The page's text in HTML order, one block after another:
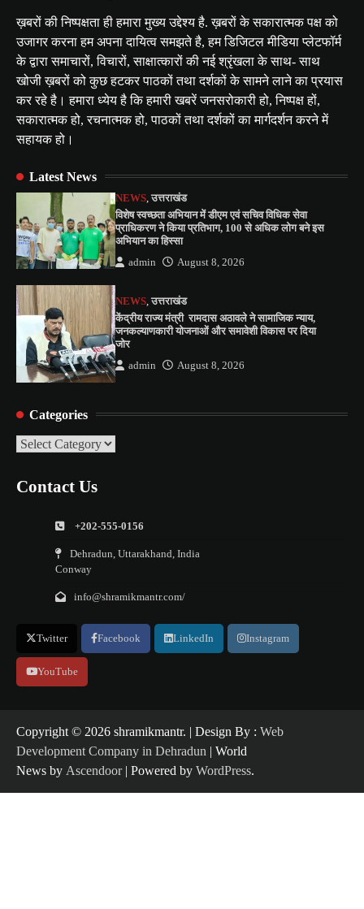
ख़बरों की निष्पक्षता ही हमारा मुख्य उद्देश्य है. ख़बरों के सकारात्मक पक्ष को
उजागर करना हम अपना दायित्व समझते है, हम डिजिटल मीडिया प्लेटफॉर्म
के द्वारा समाचारों, विचारों, साक्षात्कारों की नई श्रृंखला के साथ- साथ
खोजी ख़बरों को कुछ हटकर पाठकों तथा दर्शकों के सामने लाने का प्रयास
कर रहे है। हमारा ध्येय है कि हमारी खबरें जनसरोकारी हो, निष्पक्ष हों,
सकारात्मक हो, रचनात्मक हो, पाठकों तथा दर्शकों का मार्गदर्शन करने में
सहायक हो।
Latest News
NEWS ,उत्तराखंड
विशेष स्वच्छता अभियान में डीएम एवं सचिव विधिक सेवा
प्राधिकरण ने किया प्रतिभाग, 100 से अधिक लोग बने इस
अभियान का हिस्सा
admin August 8, 2026
NEWS ,उत्तराखंड
केंद्रीय राज्य मंत्री रामदास अठावले ने सामाजिक न्याय,
जनकल्याणकारी योजनाओं और समावेशी विकास पर दिया
जोर
admin August 8, 2026
Categories
Categories
Contact Us
+202-555-0156
Dehradun, Uttarakhand, India
Conway
info@shramikmantr.com/
Twitter Facebook LinkedIn Instagram
YouTube
Copyright ©️ 2026 shramikmantr. | Design By : Web
Development Company in Dehradun | World
News by Ascendoor| Powered by WordPress.